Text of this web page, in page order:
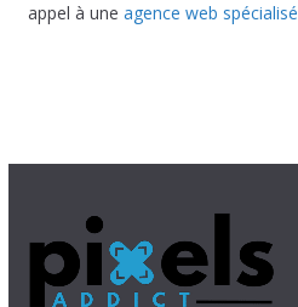
appel à une agence web